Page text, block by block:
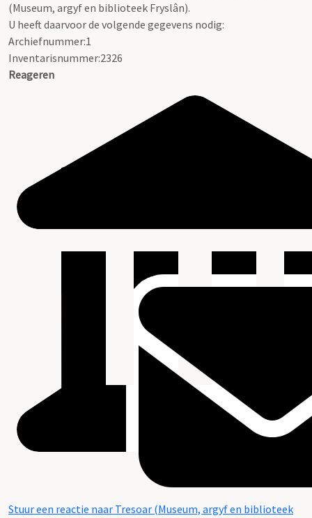
(Museum, argyf en biblioteek Fryslân).
U heeft daarvoor de volgende gegevens nodig:
Archiefnummer:1
Inventarisnummer:2326
Reageren
Stuur een reactie naar Tresoar (Museum, argyf en biblioteek